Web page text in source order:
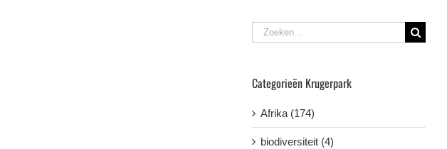
Zoeken
naar:
Categorieën Krugerpark
Afrika (174)
biodiversiteit (4)